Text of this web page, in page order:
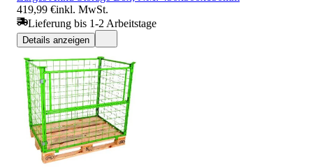
419,99 €inkl. MwSt.
Lieferung bis 1-2 Arbeitstage
Details anzeigen